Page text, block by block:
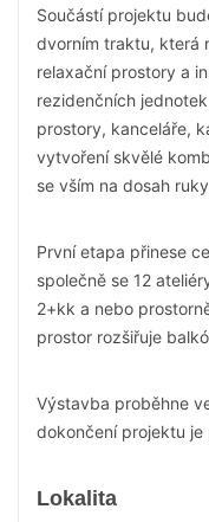
Součástí projektu
dvorním traktu, která
relaxační prostory a
rezidenčních
prostory, kanceláře,
vytvoření skvělé
se vším na dosah
První etapa přinese
společně se 12
2+kk a nebo
prostor rozšiřuje
Výstavba proběhne
dokončení projektu je
Lokalita